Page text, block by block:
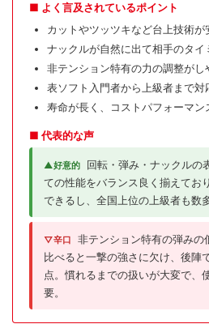
■ よく言及されているポイント
カットやツッツキなど台上技術が
ナックルが自然に出て相手のタイ
非テンション特有の力の調整が
表ソフト入門者から上級者まで対
寿命が長く、コストパフォーマン
■ 代表的な声
▲好意的
回転・弾み・ナックルの
ての性能をバランス良く揃えてお
できるし、全国上位の上級者も数
▽辛口
非テンション特有の弾みの
比べると一撃の強さに欠け、後陣
点。慣れるまでの扱いが大変で、
要。